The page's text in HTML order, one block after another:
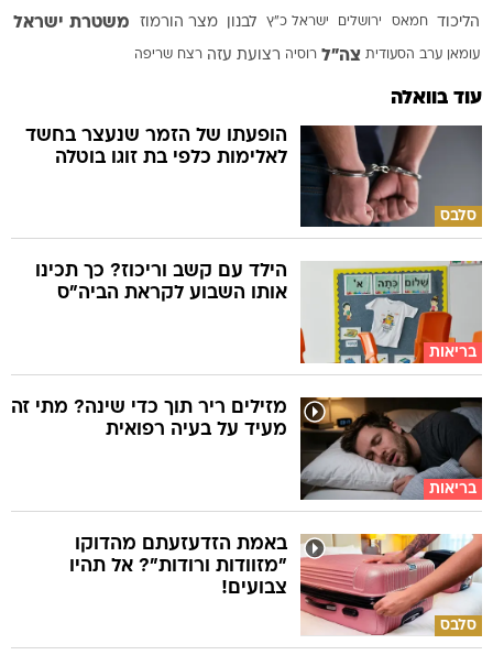
הליכוד חמאס ירושלים ישראל כ"ץ לבנון מצר הורמוז משטרת ישראל
עומאן ערב הסעודית צה"ל רוסיה רצועת עזה רצח שריפה
עוד בוואלה
סלבס
הופעתו של הזמר שנעצר בחשד
לאלימות כלפי בת זוגו בוטלה
בריאות
הילד עם קשב וריכוז? כך תכינו
אותו השבוע לקראת הביה"ס
בריאות
מזילים ריר תוך כדי שינה? מתי זה
מעיד על בעיה רפואית
סלבס
באמת הזדעזעתם מהדוקו
"מזוודות ורודות"? אל תהיו
צבועים!